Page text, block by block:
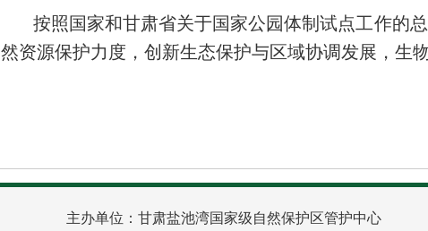
按照国家和甘肃省关于国家公园体制试点工作的
然资源保护力度，创新生态保护与区域协调发展，生
主办单位：甘肃盐池湾国家级自然保护区管护中心